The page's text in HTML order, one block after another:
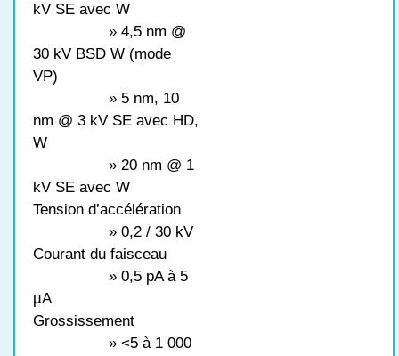
kV SE avec W
» 4,5 nm @
30 kV BSD W (mode
VP)
» 5 nm, 10
nm @ 3 kV SE avec HD,
W
» 20 nm @ 1
kV SE avec W
Tension d’accélération
» 0,2 / 30 kV
Courant du faisceau
» 0,5 pA à 5
µA
Grossissement
» <5 à 1 000